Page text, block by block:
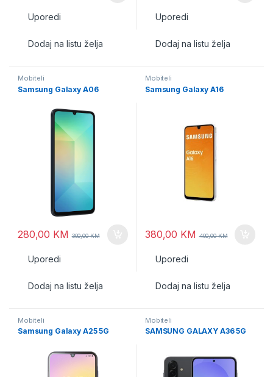
Uporedi
Dodaj na listu želja
Uporedi
Dodaj na listu želja
Mobiteli
Samsung Galaxy A06
280,00 KM 300,00KM
Uporedi
Dodaj na listu želja
Mobiteli
Samsung Galaxy A16
380,00 KM 400,00KM
Uporedi
Dodaj na listu želja
Mobiteli
Samsung Galaxy A25 5G
Mobiteli
SAMSUNG GALAXY A36 5G